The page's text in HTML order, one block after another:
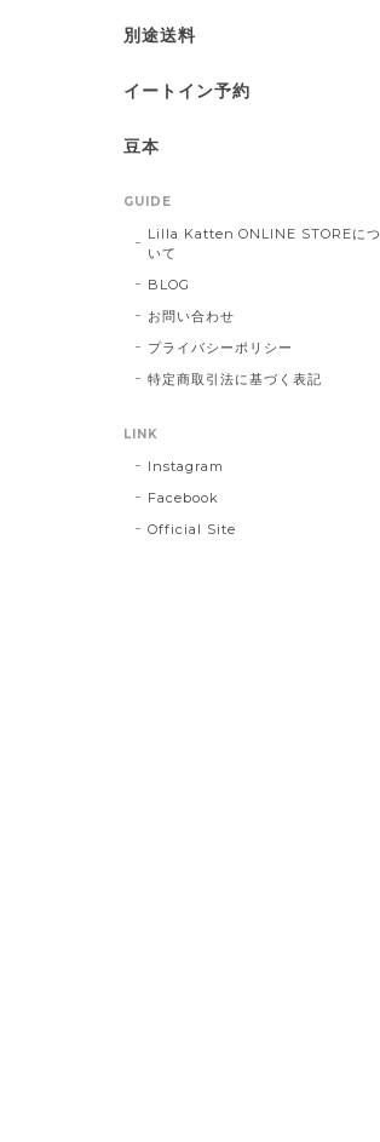
別途送料
イートイン予約
豆本
GUIDE
Lilla Katten ONLINE STOREにつ
いて
BLOG
お問い合わせ
プライバシーポリシー
特定商取引法に基づく表記
LINK
Instagram
Facebook
Official Site